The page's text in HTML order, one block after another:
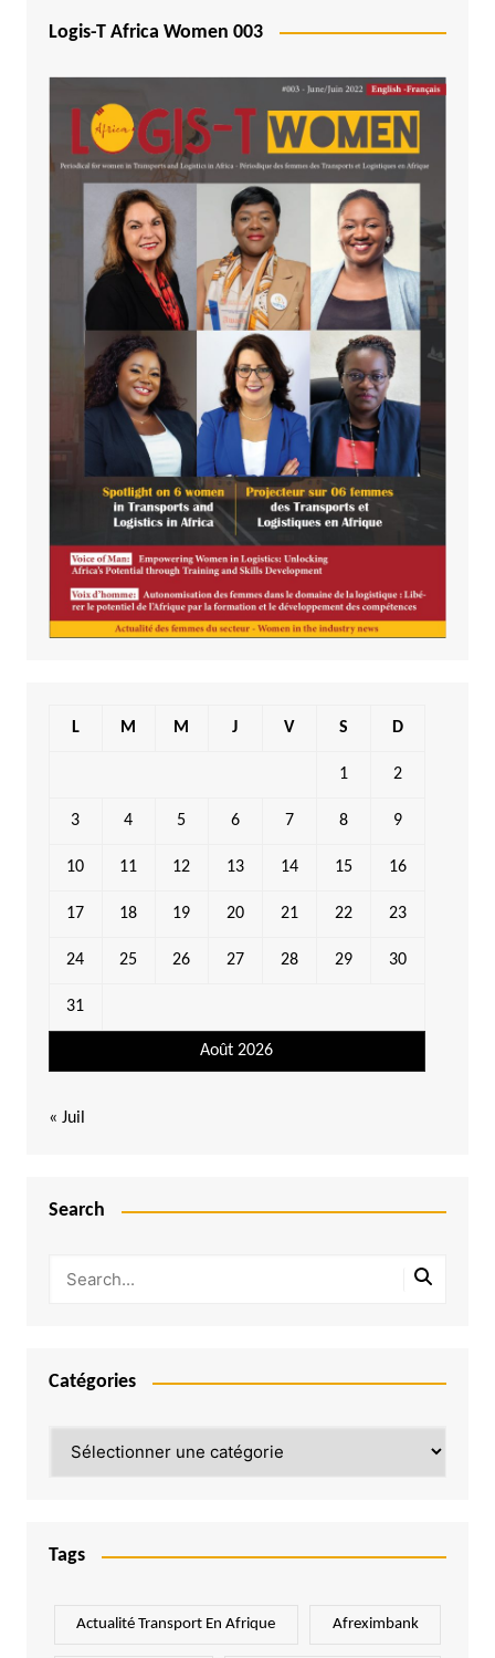
Logis-T Africa Women 003
Août 2026
L M M J V S D
1 2
3 4 5 6 7 8 9
10 11 12 13 14 15 16
17 18 19 20 21 22 23
24 25 26 27 28 29 30
31
« Juil
Search
Catégories
Tags
Actualité Transport En Afrique Afreximbank